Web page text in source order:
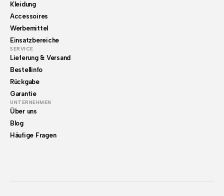
Kleidung
Accessoires
Werbemittel
Einsatzbereiche
SERVICE
Lieferung & Versand
Bestellinfo
Rückgabe
Garantie
UNTERNEHMEN
Über uns
Blog
Häufige Fragen